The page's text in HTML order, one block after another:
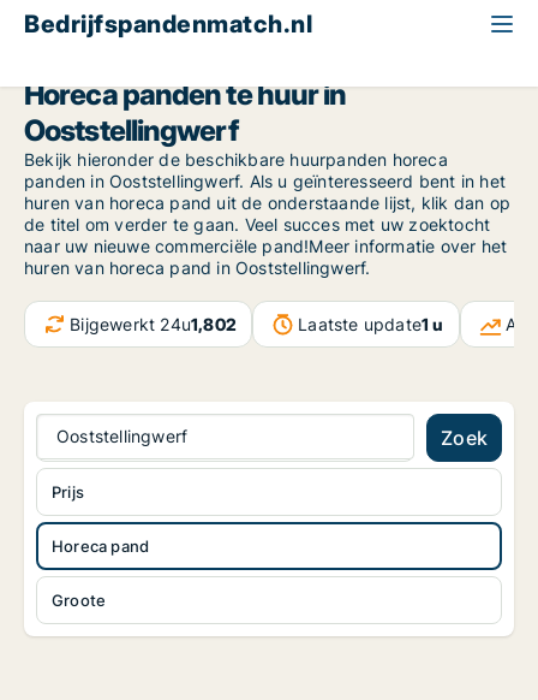
Bedrijfspandenmatch.nl
Horeca panden te huur in
Ooststellingwerf
Bekijk hieronder de beschikbare huurpanden horeca
panden in Ooststellingwerf. Als u geïnteresseerd bent in het
huren van horeca pand uit de onderstaande lijst, klik dan op
de titel om verder te gaan. Veel succes met uw zoektocht
naar uw nieuwe commerciële pand!Meer informatie over het
huren van horeca pand in Ooststellingwerf.
Bijgewerkt 24u1,802 Laatste update1 u
Ooststellingwerf Zoek
Horeca pand
Groote
Prijs